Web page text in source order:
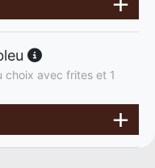
choix avec frites et 1